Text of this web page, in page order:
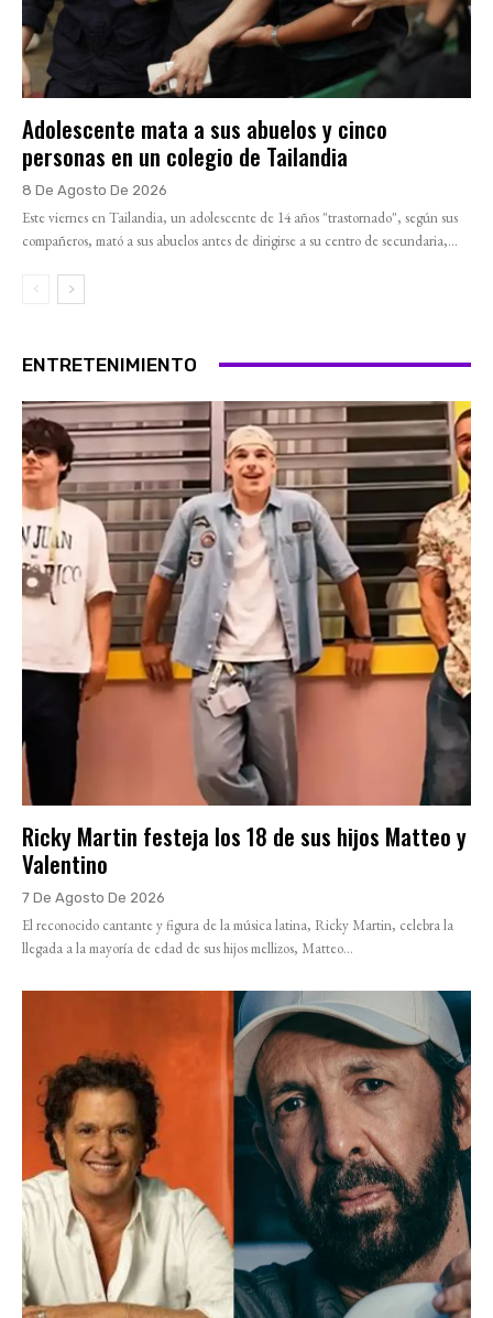
Adolescente mata a sus abuelos y cinco
personas en un colegio de Tailandia
8 De Agosto De 2026
Este viernes en Tailandia, un adolescente de 14 años "trastornado", según sus
compañeros, mató a sus abuelos antes de dirigirse a su centro de secundaria,...
ENTRETENIMIENTO
Ricky Martin festeja los 18 de sus hijos Matteo y
Valentino
7 De Agosto De 2026
El reconocido cantante y figura de la música latina, Ricky Martin, celebra la
llegada a la mayoría de edad de sus hijos mellizos, Matteo...